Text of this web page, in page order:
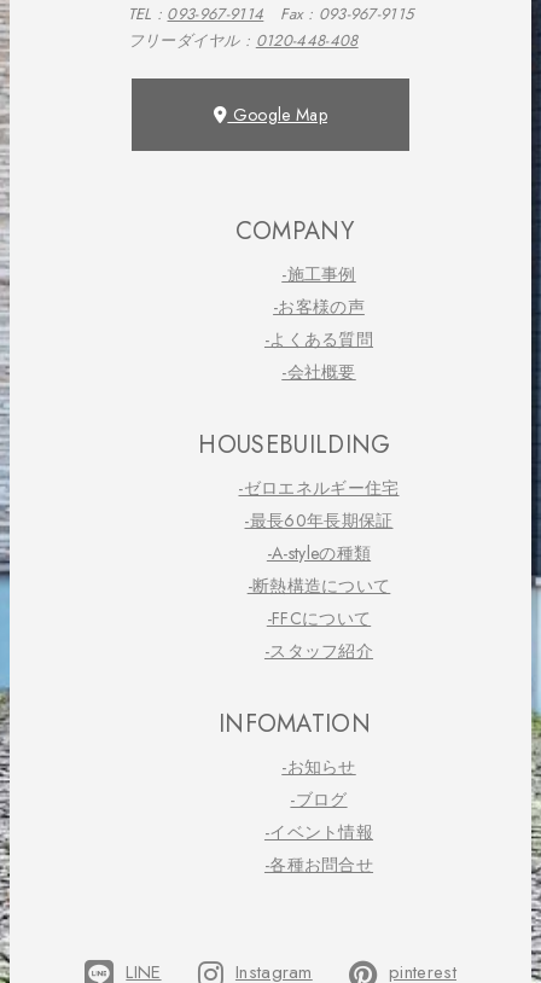
TEL : 093-967-9114 Fax : 093-967-9115
フリーダイヤル : 0120-448-408
Google Map
COMPANY
-施工事例
-お客様の声
-よくある質問
-会社概要
HOUSEBUILDING
-ゼロエネルギー住宅
-最長60年長期保証
-A-styleの種類
-断熱構造について
-FFCについて
-スタッフ紹介
INFOMATION
-お知らせ
-ブログ
-イベント情報
-各種お問合せ
LINE Instagram pinterest